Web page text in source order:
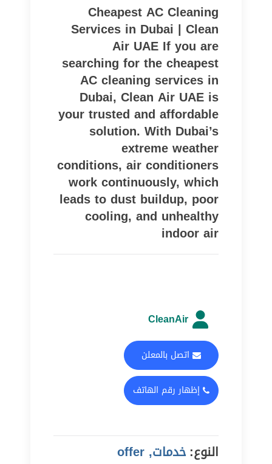
Cheapest AC Cleaning
Services in Dubai | Clean
Air UAE If you are
searching for the cheapest
AC cleaning services in
Dubai, Clean Air UAE is
your trusted and affordable
solution. With Dubai’s
extreme weather
conditions, air conditioners
work continuously, which
leads to dust buildup, poor
cooling, and unhealthy
indoor air
CleanAir
اتصل بالمعلن
إظهار رقم الهاتف
النوع: خدمات, offer